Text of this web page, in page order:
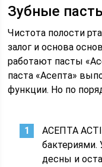
Зубные
Чистота полости
залог и основа
работают пасты
паста «Асепта»
функции. Но по
АСЕПТА
бактериями.
десны и